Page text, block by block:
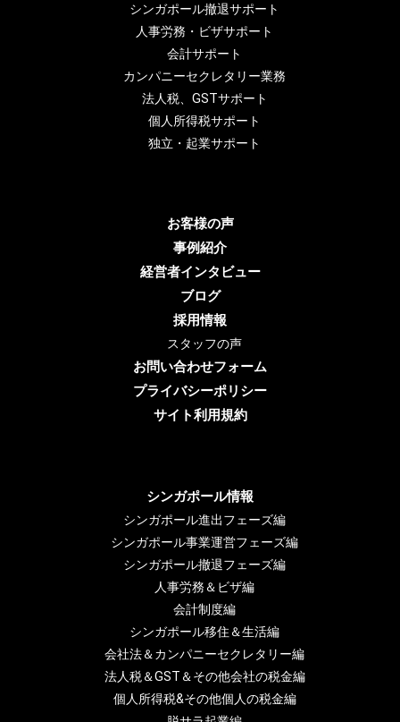
シンガポール撤退サポート
人事労務・ビザサポート
会計サポート
カンパニーセクレタリー業務
法人税、GSTサポート
個人所得税サポート
独立・起業サポート
お客様の声
事例紹介
経営者インタビュー
ブログ
採用情報
スタッフの声
お問い合わせフォーム
プライバシーポリシー
サイト利用規約
シンガポール情報
シンガポール進出フェーズ編
シンガポール事業運営フェーズ編
シンガポール撤退フェーズ編
人事労務＆ビザ編
会計制度編
シンガポール移住＆生活編
会社法＆カンパニーセクレタリー編
法人税＆GST＆その他会社の税金編
個人所得税&その他個人の税金編